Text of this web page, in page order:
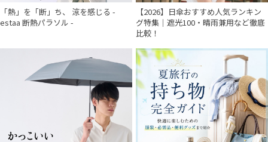
「熱」を「断」ち、 涼を感じる -
estaa 断熱パラソル -
【2026】日傘おすすめ人気ランキン
グ特集｜遮光100・晴雨兼用など徹底
比較！